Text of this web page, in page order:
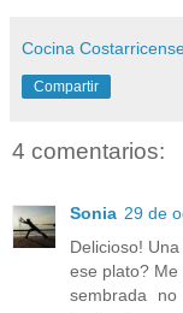
Cocina
Compartir
4 comentarios:
Sonia 29 de
Delicioso!
ese plato?
sembrada